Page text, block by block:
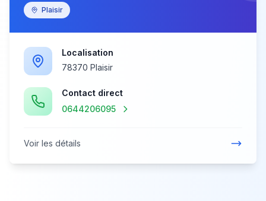
Plaisir
Localisation
78370 Plaisir
Contact direct
0644206095
Voir les détails